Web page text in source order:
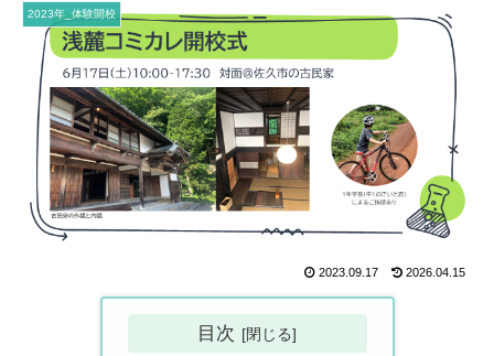
2023年_体験開校
2023.09.17 2026.04.15
目次